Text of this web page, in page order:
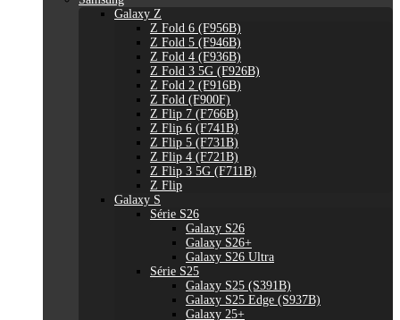
Galaxy Z
Z Fold 6 (F956B)
Z Fold 5 (F946B)
Z Fold 4 (F936B)
Z Fold 3 5G (F926B)
Z Fold 2 (F916B)
Z Fold (F900F)
Z Flip 7 (F766B)
Z Flip 6 (F741B)
Z Flip 5 (F731B)
Z Flip 4 (F721B)
Z Flip 3 5G (F711B)
Z Flip
Galaxy S
Série S26
Galaxy S26
Galaxy S26+
Galaxy S26 Ultra
Série S25
Galaxy S25 (S391B)
Galaxy S25 Edge (S937B)
Galaxy 25+